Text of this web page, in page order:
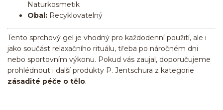
Naturkosmetik
Obal: Recyklovatelný
Tento sprchový gel je vhodný pro každodenní použití, ale i
jako součást relaxačního rituálu, třeba po náročném dni
nebo sportovním výkonu. Pokud vás zaujal, doporučujeme
prohlédnout i další produkty P. Jentschura z kategorie
zásadité péče o tělo.